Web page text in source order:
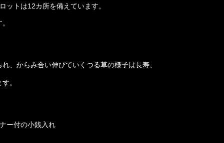
ットは12カ所を備えています。
、からみ合い伸びていくつる草の様子は長寿、
。
ー付の小銭入れ